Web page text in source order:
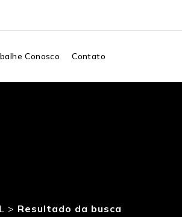
Conosco Contato
> Resultado da busca